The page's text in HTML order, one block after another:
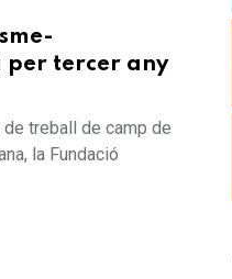
per tercer any
treball de camp de
la Fundació